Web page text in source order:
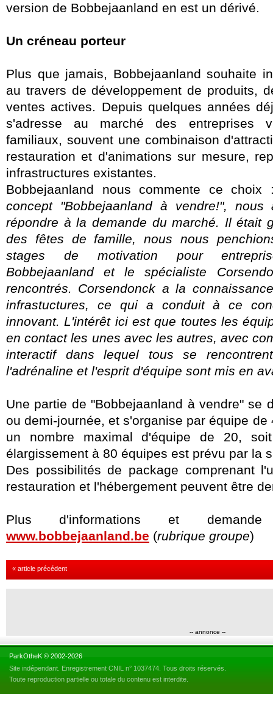
version de Bobbejaanland en est un dérivé.
Un créneau porteur
Plus que jamais, Bobbejaanland souhaite
au travers de développement de produits,
ventes actives. Depuis quelques années
s'adresse au marché des entreprises
familiaux, souvent une combinaison
restauration et d'animations sur mesure,
infrastructures existantes.
Bobbejaanland nous commente ce
concept "Bobbejaanland à vendre!",
répondre à la demande du marché. Il était
des fêtes de famille, nous nous
stages de motivation pour
Bobbejaanland et le spécialiste
rencontrés. Corsendonck a la
infrastuctures, ce qui a conduit à ce
innovant. L'intérêt ici est que toutes les
en contact les unes avec les autres, avec
interactif dans lequel tous se
l'adrénaline et l'esprit d'équipe sont mis en
Une partie de "Bobbejaanland à vendre" se
ou demi-journée, et s'organise par équipe
un nombre maximal d'équipe de 20,
élargissement à 80 équipes est prévu par la
Des possibilités de package comprenant
restauration et l'hébergement peuvent être
Plus d'informations et
www.bobbejaanland.be (rubrique groupe)
« article précédent
-- annonce --
ParkOtheK © 2002-2026
Site indépendant. Enregistrement CNIL n° 1037474. Tous droits réservés.
Toute reproduction partielle ou totale du contenu est interdite.